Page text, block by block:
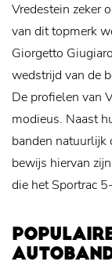
Vredestein zeker
van dit topmerk
Giorgetto
wedstrijd van de
De profielen van
modieus. Naast
banden natuurlijk
bewijs hiervan
die het Sportrac